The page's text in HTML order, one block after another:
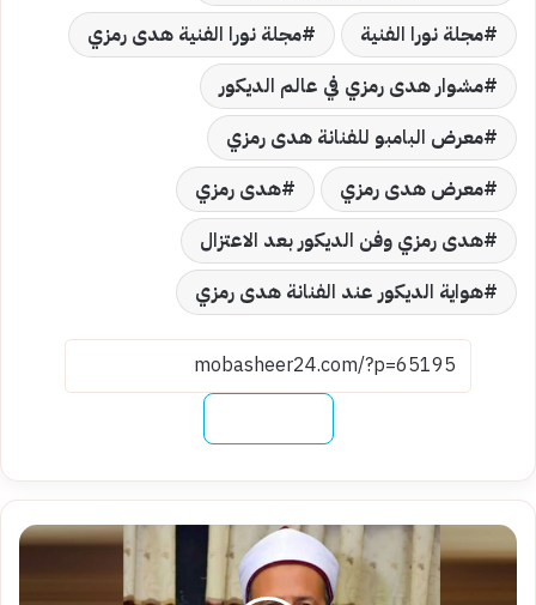
مجلة نورا الفنية
مجلة نورا الفنية هدى رمزي
مشوار هدى رمزي في عالم الديكور
معرض البامبو للفنانة هدى رمزي
معرض هدى رمزي
هدى رمزي
هدى رمزي وفن الديكور بعد الاعتزال
هواية الديكور عند الفنانة هدى رمزي
هل
قراءة